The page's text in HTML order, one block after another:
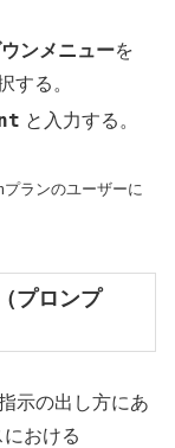
ンメニューを
する。
と入力する。
ランのユーザーに
プロンプ
示の出し方にあ
おける